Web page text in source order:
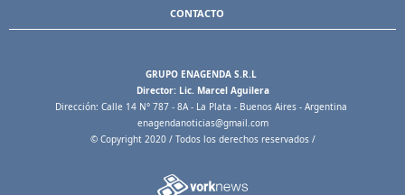
CONTACTO
GRUPO ENAGENDA S.R.L
Director: Lic. Marcel Aguilera
Dirección: Calle 14 N° 787 - 8A - La Plata - Buenos Aires - Argentina
enagendanoticias@gmail.com
© Copyright 2020 / Todos los derechos reservados /